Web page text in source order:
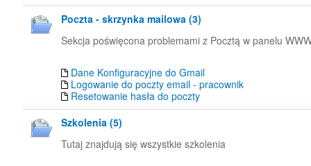
Poczta - skrzynka mailowa (3)
Sekcja poświęcona problemami z Pocztą w panelu
Dane Konfiguracyjne do Gmail
Logowanie do poczty email - pracownik
Resetowanie hasła do poczty
Szkolenia (5)
Tutaj znajdują się wszystkie szkolenia